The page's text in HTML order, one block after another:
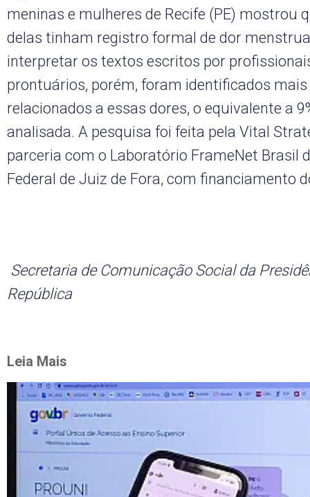
meninas e mulheres de Recife (PE) mostrou
delas tinham registro formal de dor
interpretar os textos escritos por
prontuários, porém, foram identificados
relacionados a essas dores, o equivalente a
analisada. A pesquisa foi feita pela Vital
parceria com o Laboratório FrameNet Brasil
Federal de Juiz de Fora, com financiamento
Secretaria de Comunicação Social da
República
Leia Mais